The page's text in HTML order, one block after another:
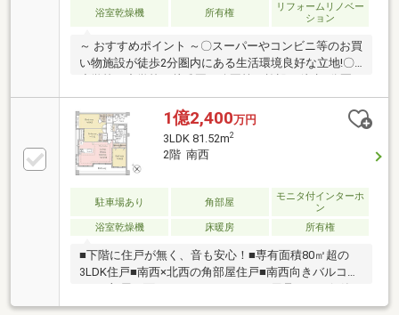
浴室乾燥機 所有権
リフォームリノベー
ション
～ おすすめポイント ～〇スーパーやコンビニ等のお買
い物施設が徒歩2分圏内にある生活環境良好な立地!〇
内にある子育て環境にも適した住宅!〇駅徒歩6分の生
活環境良好な立地にあるマンションです。〇リフォー
ムを行ったきれいなお部屋です。〇各居室だけでなく
廊下収納やシューズインクローク等収納スペース充実
したお部屋〇LDKは16帖超えのゆったり空間〇角部屋
ください。24時間365日ご対応可能です!お気軽にお問
1億2,400万円
3LDK 81.52m2
2階 南西
駐車場あり 角部屋
モニタ付インターホ
ン
浴室乾燥機
床暖房 所有権
■下階に住戸が無く、音も安心！■専有面積80㎡超の
3LDK住戸■南西×北西の角部屋住戸■南西向きバルコニ
に便利なトランクルーム付き■陽光・通風が心地よい